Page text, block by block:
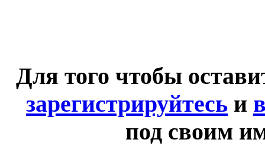
Для того чтобы
зарегистрируйтесь и
под своим